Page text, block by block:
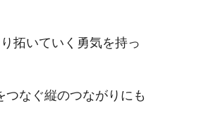
拓いていく勇気を持っ
なぐ縦のつながりにも